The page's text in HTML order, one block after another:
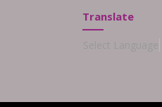
Translate